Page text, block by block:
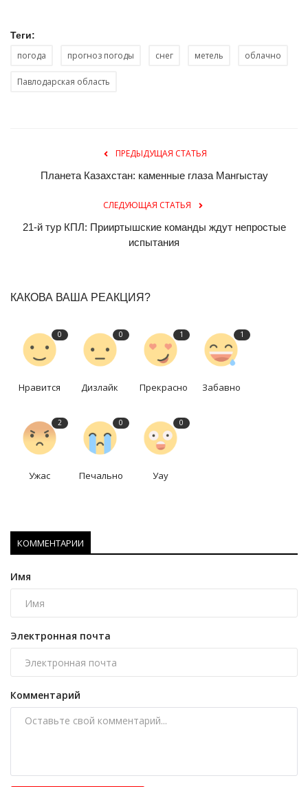
Теги:
погода прогноз погоды снег метель облачно
Павлодарская область
ПРЕДЫДУЩАЯ СТАТЬЯ
Планета Казахстан: каменные глаза Мангыстау
СЛЕДУЮЩАЯ СТАТЬЯ
21-й тур КПЛ: Прииртышские команды ждут непростые
испытания
КАКОВА ВАША РЕАКЦИЯ?
0
Нравится
0
Дизлайк
1
Прекрасно
1
Забавно
2
Ужас
0
Печально
0
Уау
КОММЕНТАРИИ
Имя
Электронная почта
Комментарий